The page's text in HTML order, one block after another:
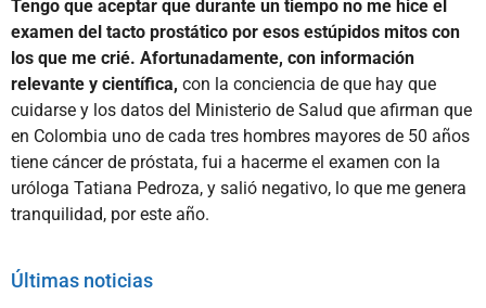
Tengo que aceptar que durante un tiempo no me hice el
examen del tacto prostático por esos estúpidos mitos con
los que me crié. Afortunadamente, con información
relevante y científica, con la conciencia de que hay que
cuidarse y los datos del Ministerio de Salud que afirman que
en Colombia uno de cada tres hombres mayores de 50 años
tiene cáncer de próstata, fui a hacerme el examen con la
uróloga Tatiana Pedroza, y salió negativo, lo que me genera
tranquilidad, por este año.
Últimas noticias